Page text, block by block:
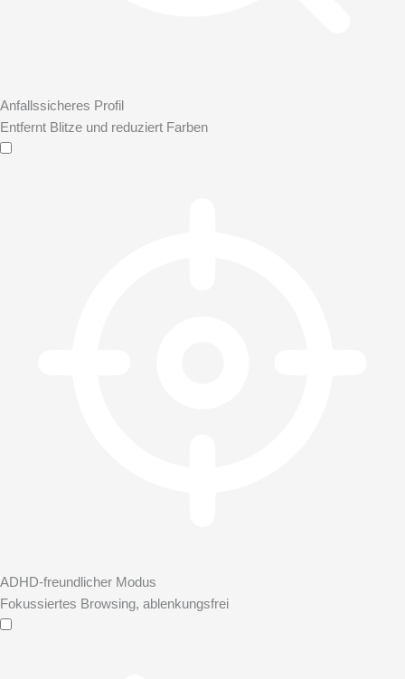
Anfallssicheres Profil
Entfernt Blitze und reduziert Farben
ADHD-freundlicher Modus
Fokussiertes Browsing, ablenkungsfrei